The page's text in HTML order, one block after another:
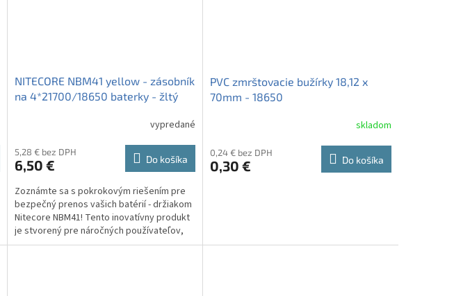
NITECORE NBM41 yellow - zásobník
na 4*21700/18650 baterky - žltý
vypredané
5,28 € bez DPH
6,50 € Do košíka
Zoznámte sa s pokrokovým riešením pre
bezpečný prenos vašich batérií - držiakom
Nitecore NBM41! Tento inovatívny produkt
je stvorený pre náročných používateľov,
ktorí vyžadujú...
PVC zmrštovacie bužírky 18,12 x
70mm - 18650
skladom
0,24 € bez DPH
0,30 € Do košíka